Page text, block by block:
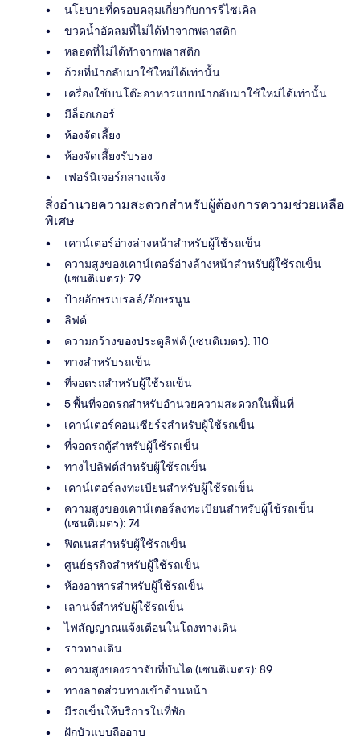
นโยบายที่ครอบคลุมเกี่ยวกับการรีไซเคิล
ขวดน้ำอัดลมที่ไม่ได้ทำจากพลาสติก
หลอดที่ไม่ได้ทำจากพลาสติก
ถ้วยที่นำกลับมาใช้ใหม่ได้เท่านั้น
เครื่องใช้บนโต๊ะอาหารแบบนำกลับมาใช้ใหม่ได้เท่านั้น
มีล็อกเกอร์
ห้องจัดเลี้ยง
ห้องจัดเลี้ยงรับรอง
เฟอร์นิเจอร์กลางแจ้ง
สิ่งอำนวยความสะดวกสำหรับผู้ต้องการความช่วยเหลือ
พิเศษ
เคาน์เตอร์อ่างล่างหน้าสำหรับผู้ใช้รถเข็น
ความสูงของเคาน์เตอร์อ่างล้างหน้าสำหรับผู้ใช้รถเข็น
(เซนติเมตร): 79
ป้ายอักษรเบรลล์/อักษรนูน
ลิฟต์
ความกว้างของประตูลิฟต์ (เซนติเมตร): 110
ทางสำหรับรถเข็น
ที่จอดรถสำหรับผู้ใช้รถเข็น
5 พื้นที่จอดรถสำหรับอำนวยความสะดวกในพื้นที่
เคาน์เตอร์คอนเซียร์จสำหรับผู้ใช้รถเข็น
ที่จอดรถตู้สำหรับผู้ใช้รถเข็น
ทางไปลิฟต์สำหรับผู้ใช้รถเข็น
เคาน์เตอร์ลงทะเบียนสำหรับผู้ใช้รถเข็น
ความสูงของเคาน์เตอร์ลงทะเบียนสำหรับผู้ใช้รถเข็น
(เซนติเมตร): 74
ฟิตเนสสำหรับผู้ใช้รถเข็น
ศูนย์ธุรกิจสำหรับผู้ใช้รถเข็น
ห้องอาหารสำหรับผู้ใช้รถเข็น
เลานจ์สำหรับผู้ใช้รถเข็น
ไฟสัญญาณแจ้งเตือนในโถงทางเดิน
ราวทางเดิน
ความสูงของราวจับที่บันได (เซนติเมตร): 89
ทางลาดส่วนทางเข้าด้านหน้า
มีรถเข็นให้บริการในที่พัก
ฝักบัวแบบถืออาบ